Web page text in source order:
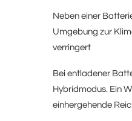
Neben einer
Umgebung zur
verringert
Bei entladener
Hybridmodus. Ein
einhergehende